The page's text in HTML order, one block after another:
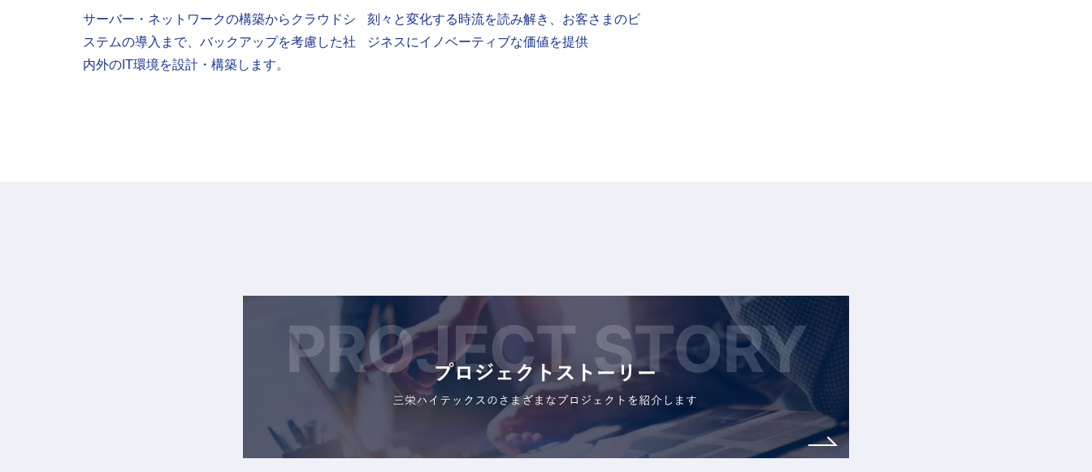
サーバー・ネットワークの構築からクラウドシ
ステムの導入まで、バックアップを考慮した社
内外のIT環境を設計・構築します。
刻々と変化する時流を読み解き、お客さまのビ
ジネスにイノベーティブな価値を提供